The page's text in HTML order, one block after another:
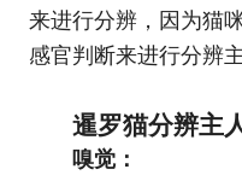
来进行分辨，因为猫
感官判断来进行分辨
暹罗猫分辨主
嗅觉：